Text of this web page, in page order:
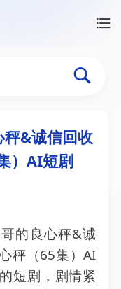
哥的良
&诚信回收
）AI短剧
的良心秤&诚
秤（65集）AI
短剧，剧情紧